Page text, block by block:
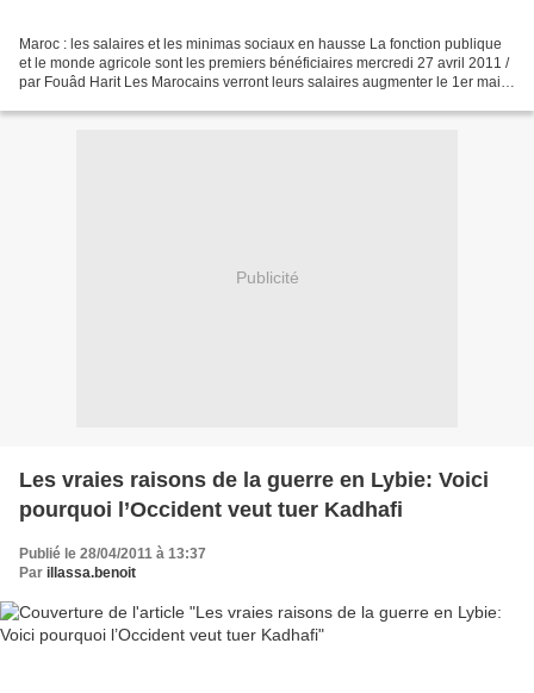
Maroc : les salaires et les minimas sociaux en hausse La fonction publique
et le monde agricole sont les premiers bénéficiaires mercredi 27 avril 2011 /
par Fouâd Harit Les Marocains verront leurs salaires augmenter le 1er mai
Publicité
Les vraies raisons de la guerre en Lybie: Voici
pourquoi l’Occident veut tuer Kadhafi
Publié le 28/04/2011 à 13:37
Par illassa.benoit